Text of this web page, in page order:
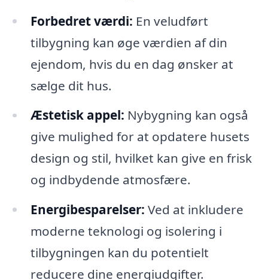
Forbedret værdi: En veludført
tilbygning kan øge værdien af din
ejendom, hvis du en dag ønsker at
sælge dit hus.
Æstetisk appel: Nybygning kan også
give mulighed for at opdatere husets
design og stil, hvilket kan give en frisk
og indbydende atmosfære.
Energibesparelser: Ved at inkludere
moderne teknologi og isolering i
tilbygningen kan du potentielt
reducere dine energiudgifter.